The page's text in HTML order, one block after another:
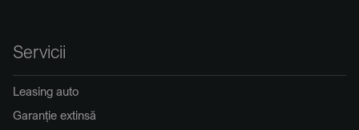
Servicii
Leasing auto
Garanție extinsă